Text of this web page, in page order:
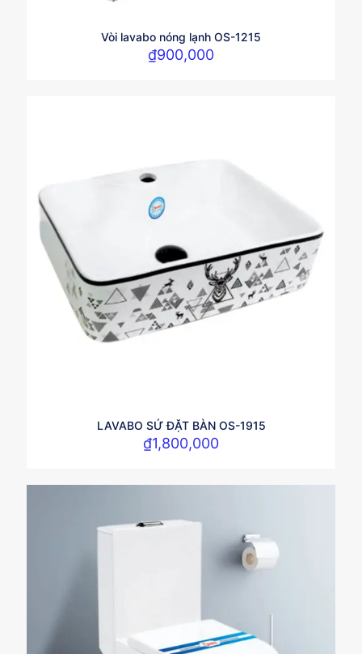
Vòi lavabo nóng lạnh OS-1215
₫900,000
LAVABO SỨ ĐẶT BÀN OS-1915
₫1,800,000